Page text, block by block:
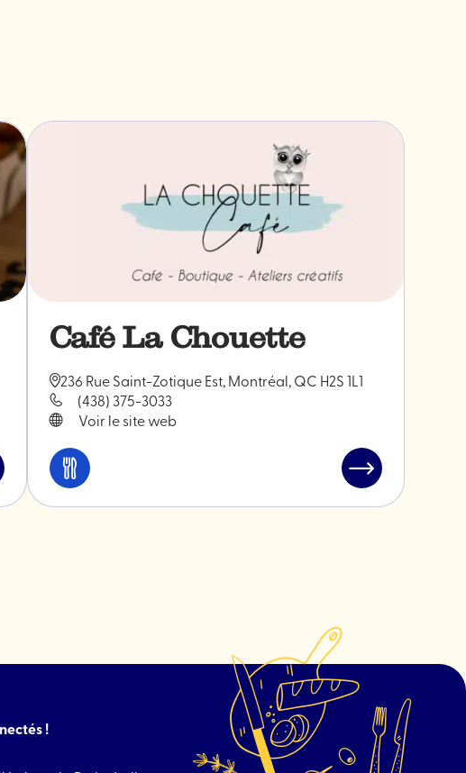
Café La Chouette
236 Rue Saint-Zotique Est, Montréal, QC H2S 1L1
(438) 375-3033
Voir le site web
Manger
Lire
l'article
!